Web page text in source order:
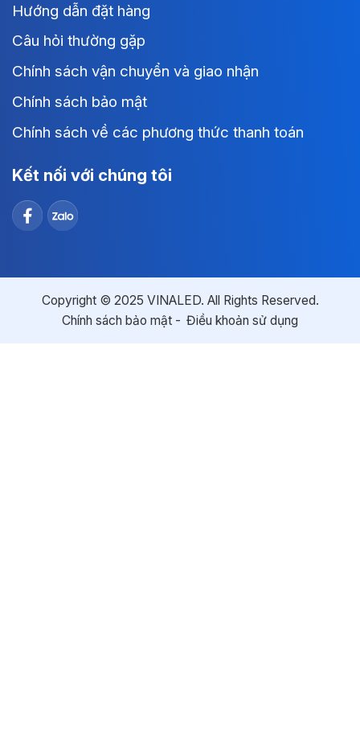
Hướng dẫn đặt hàng
Câu hỏi thường gặp
Chính sách vận chuyển và giao nhận
Chính sách bảo mật
Chính sách về các phương thức thanh toán
Kết nối với chúng tôi
Copyright © 2025 VINALED. All Rights Reserved.
Chính sách bảo mật
Điều khoản sử dụng